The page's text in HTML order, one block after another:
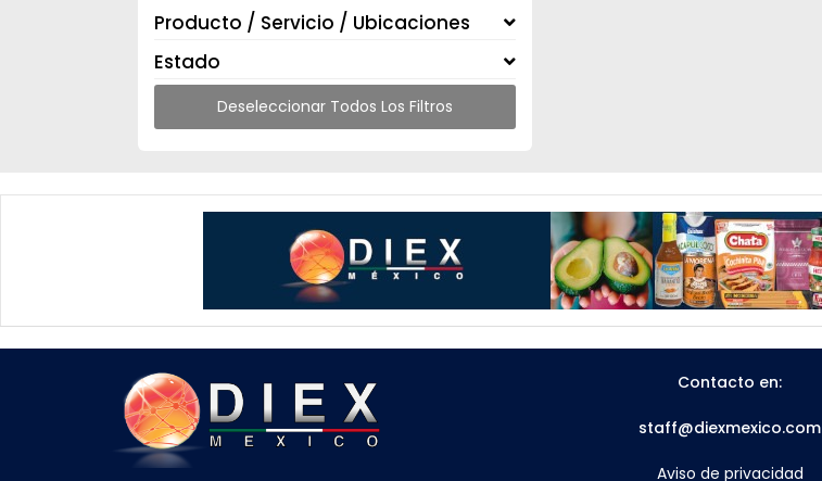
Producto / Servicio / Ubicaciones
Estado
Deseleccionar Todos Los Filtros
Contacto en:
staff@diexmexico.com
Aviso de privacidad